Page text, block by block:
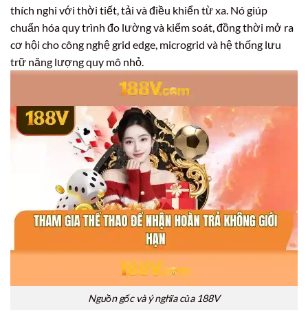
thích nghi với thời tiết, tải và điều khiển từ xa. Nó giúp
chuẩn hóa quy trình đo lường và kiểm soát, đồng thời mở ra
cơ hội cho công nghệ grid edge, microgrid và hệ thống lưu
trữ năng lượng quy mô nhỏ.
Nguồn gốc và ý nghĩa của 188V